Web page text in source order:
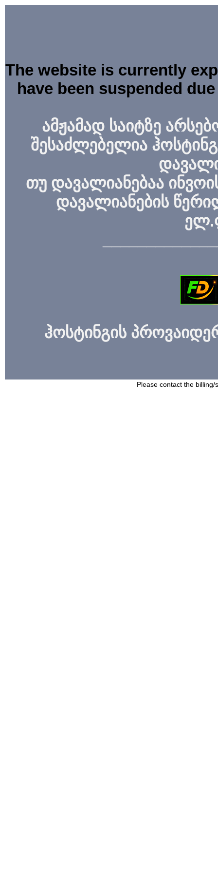
The website is currently
have been suspended
ამჟამად საიტზე
შესაძლებელია
თუ დავალიანებაა
დავალიანების
ჰოსტინგის
Please contact the